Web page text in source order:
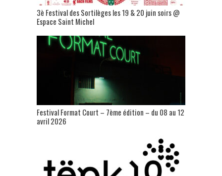
3è Festival des Sortilèges les 19 & 20 juin soirs @
Espace Saint Michel
Festival Format Court – 7ème édition – du 08 au 12
avril 2026